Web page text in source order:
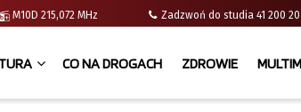
M10D 215,072 MHz Zadzwoń do studia 41
CO NA DROGACH ZDROWIE